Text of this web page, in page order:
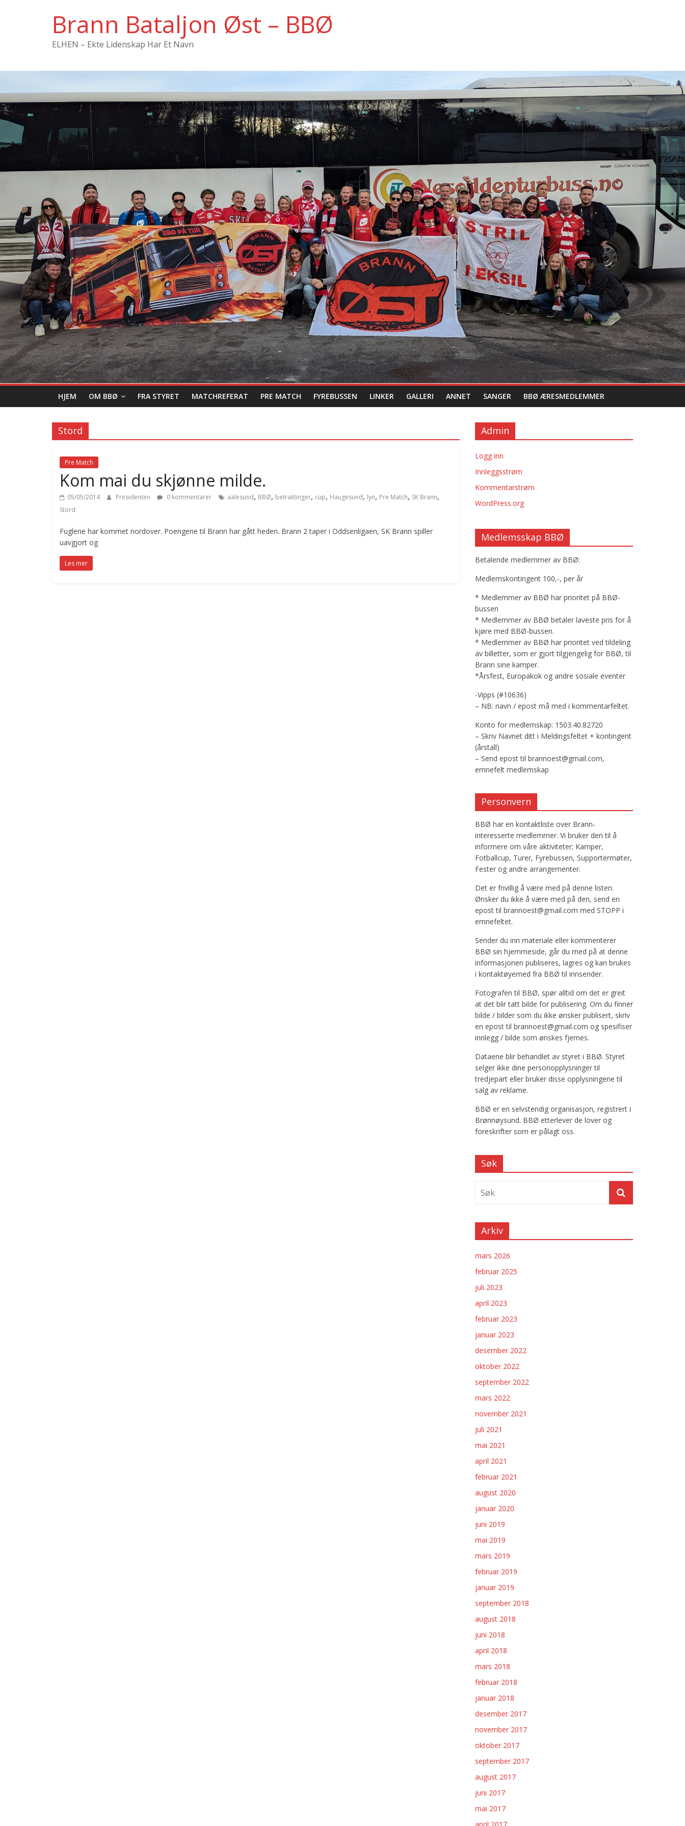
Brann Bataljon Øst – BBØ
ELHEN – Ekte Lidenskap Har Et Navn
HJEM OM BBØ FRA STYRET MATCHREFERAT PRE MATCH FYREBUSSEN LINKER GALLERI ANNET SANGER BBØ ÆRESMEDLEMMER
Stord
Pre Match
Kom mai du skjønne milde.
05/05/2014 Presidenten 0 kommentarer aalesund, BBØ, betraktinger, cup, Haugesund, lyn, Pre Match, SK Brann,
Stord
Fuglene har kommet nordover. Poengene til Brann har gått heden. Brann 2 taper i Oddsenligaen, SK Brann spiller
uavgjort og
Les mer
Admin
Logg inn
Innleggsstrøm
Kommentarstrøm
WordPress.org
Medlemsskap BBØ
Betalende medlemmer av BBØ:
Medlemskontingent 100,-, per år
* Medlemmer av BBØ har prioritet på BBØ-
bussen
* Medlemmer av BBØ betaler laveste pris for å
kjøre med BBØ-bussen.
* Medlemmer av BBØ har prioritet ved tildeling
av billetter, som er gjort tilgjengelig for BBØ, til
Brann sine kamper.
*Årsfest, Europakok og andre sosiale eventer
-Vipps (#10636)
– NB: navn / epost må med i kommentarfeltet.
Konto for medlemskap: 1503.40.82720
– Skriv Navnet ditt i Meldingsfeltet + kontingent
(årstall)
– Send epost til brannoest@gmail.com,
emnefelt medlemskap
Personvern
BBØ har en kontaktliste over Brann-
interesserte medlemmer. Vi bruker den til å
informere om våre aktiviteter; Kamper,
Fotballcup, Turer, Fyrebussen, Supportermøter,
Fester og andre arrangementer.
Det er frivillig å være med på denne listen.
Ønsker du ikke å være med på den, send en
epost til brannoest@gmail.com med STOPP i
emnefeltet.
Sender du inn materiale eller kommenterer
BBØ sin hjemmeside, går du med på at denne
informasjonen publiseres, lagres og kan brukes
i kontaktøyemed fra BBØ til innsender.
Fotografen til BBØ, spør alltid om det er greit
at det blir tatt bilde for publisering. Om du finner
bilde / bilder som du ikke ønsker publisert, skriv
en epost til brannoest@gmail.com og spesifiser
innlegg / bilde som ønskes fjernes.
Dataene blir behandlet av styret i BBØ. Styret
selger ikke dine personopplysninger til
tredjepart eller bruker disse opplysningene til
salg av reklame.
BBØ er en selvstendig organisasjon, registrert i
Brønnøysund. BBØ etterlever de lover og
foreskrifter som er pålagt oss.
Søk
Arkiv
mars 2026
februar 2025
juli 2023
april 2023
februar 2023
januar 2023
desember 2022
oktober 2022
september 2022
mars 2022
november 2021
juli 2021
mai 2021
april 2021
februar 2021
august 2020
januar 2020
juni 2019
mai 2019
mars 2019
februar 2019
januar 2019
september 2018
august 2018
juni 2018
april 2018
mars 2018
februar 2018
januar 2018
desember 2017
november 2017
oktober 2017
september 2017
august 2017
juni 2017
mai 2017